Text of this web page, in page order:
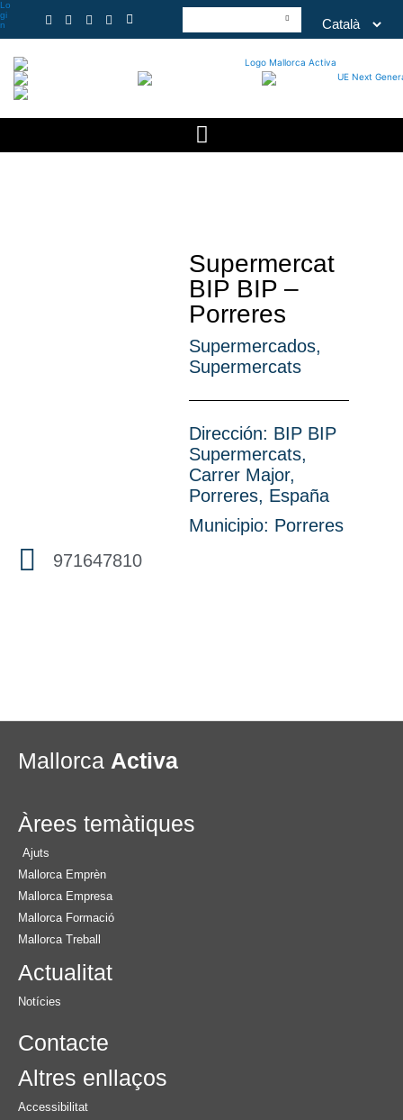
Lo
gi
n
Supermercat
BIP BIP –
Porreres
Supermercados,
Supermercats
Dirección: BIP BIP
Supermercats,
Carrer Major,
Porreres, España
Municipio: Porreres
971647810
Mallorca Activa
Àrees temàtiques
Ajuts
Mallorca Emprèn
Mallorca Empresa
Mallorca Formació
Mallorca Treball
Actualitat
Notícies
Contacte
Altres enllaços
Accessibilitat